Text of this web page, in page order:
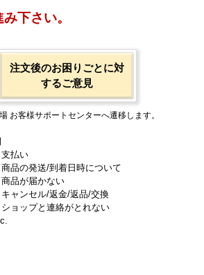
下さい。
注文後のお困りごとに対
するご意見
お客様サポートセンターへ遷移します。
支払い
商品の発送/到着日時について
商品が届かない
キャンセル/返金/返品/交換
ショップと連絡がとれない